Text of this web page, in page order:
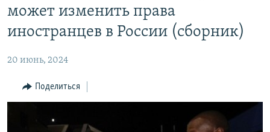
главной
навигации
НАСТОЯЩЕЕ ВРЕМЯ
может изменить права
иностранцев в России (сборник)
20 июнь, 2024
Поделиться